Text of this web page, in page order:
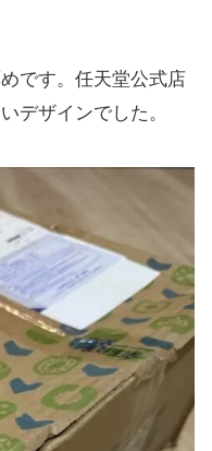
です。任天堂公式店
デザインでした。